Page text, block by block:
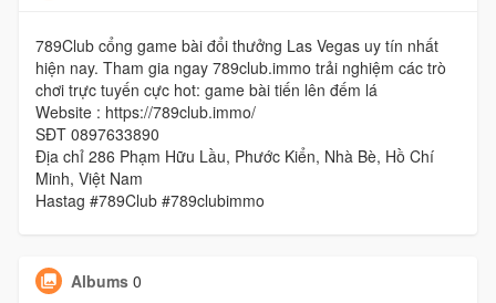
789Club cổng game bài đổi thưởng Las Vegas uy tín nhất
hiện nay. Tham gia ngay 789club.immo trải nghiệm các trò
chơi trực tuyến cực hot: game bài tiến lên đếm lá
Website : https://789club.immo/
SĐT 0897633890
Địa chỉ 286 Phạm Hữu Lầu, Phước Kiển, Nhà Bè, Hồ Chí
Minh, Việt Nam
Hastag #789Club #789clubimmo
Albums 0